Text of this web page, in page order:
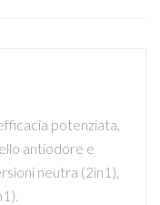
potenziata,
antiodore e
neutra (2in1),